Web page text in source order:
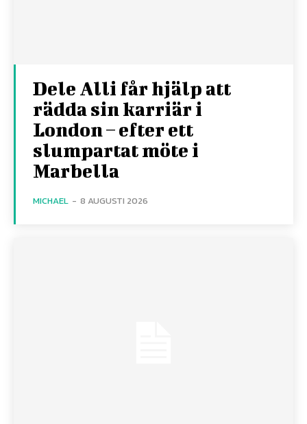
Dele Alli får hjälp att
rädda sin karriär i
London – efter ett
slumpartat möte i
Marbella
MICHAEL - 8 AUGUSTI 2026